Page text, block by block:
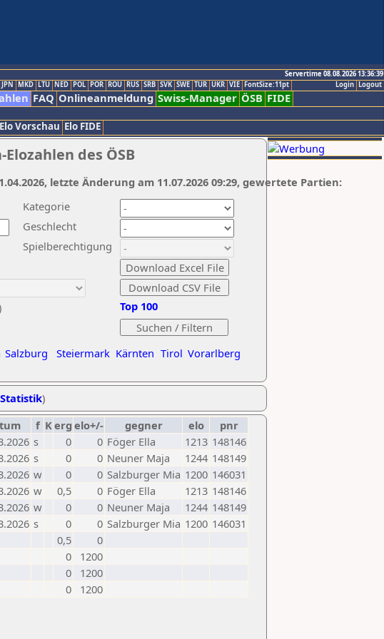
Servertime 08.08.2026 13:36:39
Logout
Login
JPN MKD LTU NED POL POR ROU RUS SRB SVK SWE TUR UKR VIE FontSize:11pt
FAQ Onlineanmeldung Swiss-Manager ÖSB FIDE
Elo Vorschau Elo FIDE
des ÖSB
Kategorie
Geschlecht
Spielberechtigung
Salzburg Steiermark Kärnten Tirol Vorarlberg
Top 100
letzte Änderung am 11.07.2026 09:29, gewertete Partien:
)
f Kerg elo+/- gegner elo
pnr
s 0 0 Föger Ella 1213 148146
s 0 0 Neuner Maja 1244 148149
w 0 0 Salzburger Mia 1200 146031
w 0,5 0 Föger Ella 1213 148146
w 0 0 Neuner Maja 1244 148149
s 0 0 Salzburger Mia 1200 146031
0,5
0
0
1200
0
1200
0
1200